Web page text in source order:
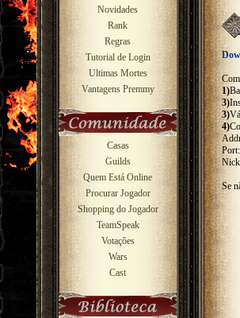
Novidades
Rank
Regras
Tutorial de Login
Ultimas Mortes
Vantagens Premmy
Casas
Guilds
Quem Está Online
Procurar Jogador
Shopping do Jogador
TeamSpeak
Votações
Wars
Cast
1)
3)
3)
4)
Se